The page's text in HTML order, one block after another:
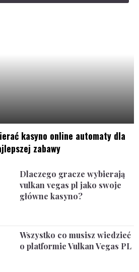
kasyno online automaty dla
zabawy
Dlaczego gracze wybierają
vulkan vegas pl jako swoje
główne kasyno?
Wszystko co musisz wiedzieć
o platformie Vulkan Vegas PL